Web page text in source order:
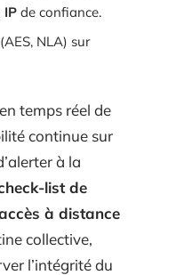
IP de confiance.
NLA) sur
temps réel de
continue sur
à la
list de
à distance
collective,
l’intégrité du